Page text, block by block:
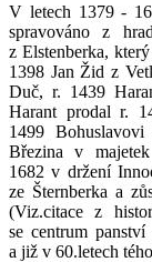
V letech 1379 -
spravováno z
z Elstenberka,
1398 Jan Žid z
Duč, r. 1439
Harant prodal r.
1499
Březina v
1682 v držení
ze Šternberka a
(Viz.citace z
se centrum
a již v 60.letech